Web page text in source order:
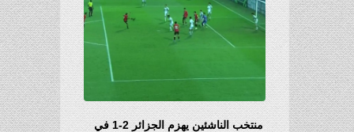
منتخب الناشئين يهزم الجزائر 2-1 في